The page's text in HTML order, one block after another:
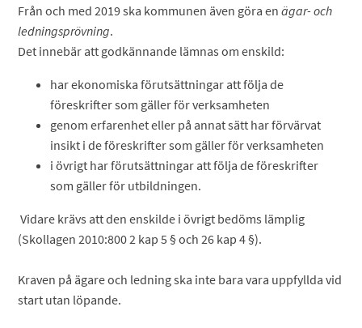
Från och med 2019 ska kommunen även göra enägar- och
ledningsprövning.
Det innebär att godkännande lämnas om enskild:
har ekonomiska förutsättningar att följa de
föreskrifter som gäller för verksamheten
genom erfarenhet eller på annat sätt har förvärvat
insikt i de föreskrifter som gäller för verksamheten
i övrigt har förutsättningar att följa de föreskrifter
som gäller för utbildningen.
Vidare krävs att den enskilde i övrigt bedöms lämplig
(Skollagen 2010:800 2 kap 5 § och 26 kap 4 §).
Kraven på ägare och ledning ska inte bara vara uppfyllda vid
start utan löpande.